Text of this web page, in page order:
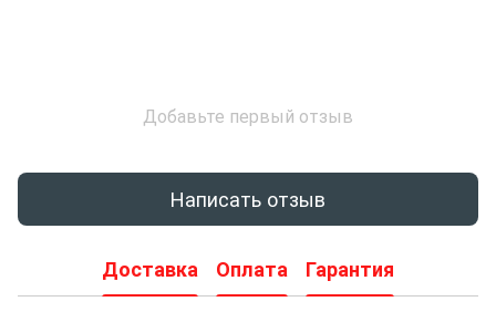
Добавьте первый отзыв
Написать отзыв
Доставка Оплата Гарантия